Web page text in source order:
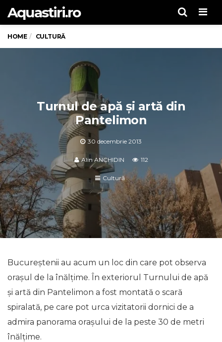
Aquastiri.ro
HOME CULTURĂ
Turnul de apă și artă din
Pantelimon
30 decembrie 2013
Alin ANCHIDIN 112
Cultură
Bucureștenii au acum un loc din care pot observa
orașul de la înălțime. În exteriorul Turnului de apă
și artă din Pantelimon a fost montată o scară
spiralată, pe care pot urca vizitatorii dornici de a
admira panorama orașului de la peste 30 de metri
înălțime.